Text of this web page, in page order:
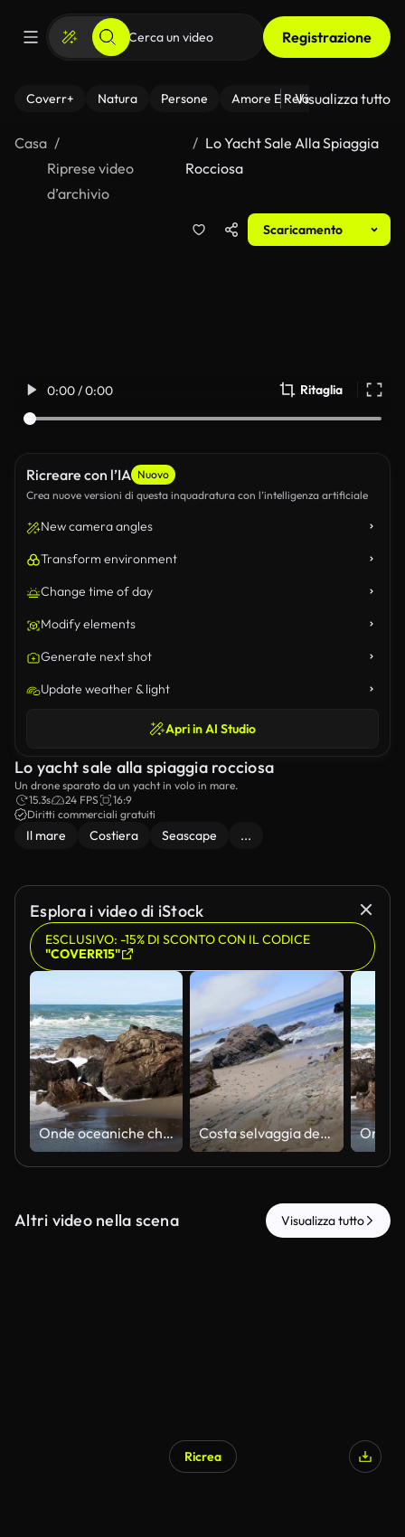
Registrazione
Coverr+ Natura Persone Amore E Relazioni Il
Visualizza tutto
Casa
Riprese video
d’archivio
Lo Yacht Sale Alla Spiaggia
Rocciosa
Scaricamento
0:00 / 0:00 Ritaglia
Ricreare con l’IA Nuovo
Crea nuove versioni di questa inquadratura con l’intelligenza artificiale
New camera angles
Transform environment
Change time of day
Modify elements
Generate next shot
Update weather & light
Apri in AI Studio
Lo yacht sale alla spiaggia rocciosa
Un drone sparato da un yacht in volo in mare.
15.3s
24 FPS
16:9
Diritti commerciali gratuiti
Il mare Costiera Seascape ...
Esplora i video di iStock
ESCLUSIVO: -15% DI SCONTO CON IL CODICE
"COVERR15"
Onde oceaniche che colpiscono rocce sulla spiaggia sabbiosa Costa selvaggia dell'Oceano Pacifico. California, Stati Uniti
Altri video nella scena Visualizza tutto
Ricrea